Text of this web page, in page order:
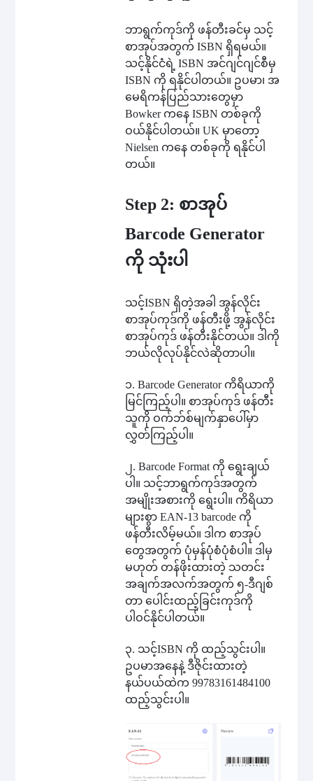
ဘာရွက်ကုဒ်ကို ဖန်တီးခင်မှ သင့်
စာအုပ်အတွက် ISBN ရှိရမယ်။
သင့်နိုင်ငံရဲ့ ISBN အင်ဂျင်ဂျင်စီမှ
ISBN ကို ရနိုင်ပါတယ်။ ဥပမာ၊ အ
မေရိကန်ပြည်သားတွေမှာ
Bowker ကနေ ISBN တစ်ခုကို
ဝယ်နိုင်ပါတယ်။ UK မှာတော့
Nielsen ကနေ တစ်ခုကို ရနိုင်ပါ
တယ်။
Step 2: စာအုပ်
Barcode Generator
ကို သုံးပါ
သင့်ISBN ရှိတဲ့အခါ အွန်လိုင်း
စာအုပ်ကုဒ်ကို ဖန်တီးဖို့ အွန်လိုင်း
စာအုပ်ကုဒ် ဖန်တီးနိုင်တယ်။ ဒါကို
ဘယ်လိုလုပ်နိုင်လဲဆိုတာပါ။
၁. Barcode Generator ကိရိယာကို
မြင်ကြည့်ပါ။ စာအုပ်ကုဒ် ဖန်တီး
သူကို ဝက်ဘ်စ်မျက်နှာပေါ်မှာ
လွှတ်ကြည့်ပါ။
၂. Barcode Format ကို ရွေးချယ်
ပါ။ သင့်ဘာရွက်ကုဒ်အတွက်
အမျိုးအစားကို ရွေးပါ။ ကိရိယာ
များစွာ EAN-13 barcode ကို
ဖန်တီးလိမ့်မယ်။ ဒါက စာအုပ်
တွေအတွက် ပုံမှန်ပုံစံပုံစံပါ။ ဒါမှ
မဟုတ် တန်ဖိုးထားတဲ့ သတင်း
အချက်အလက်အတွက် ၅-ဒီဂျစ်
တာ ပေါင်းထည့်ခြင်းကုဒ်ကို
ပါဝင်နိုင်ပါတယ်။
၃. သင့်ISBN ကို ထည့်သွင်းပါ။
ဥပမာအနေနဲ့ ဒီဇိုင်းထားတဲ့
နယ်ပယ်ထဲက 99783161484100
ထည့်သွင်းပါ။